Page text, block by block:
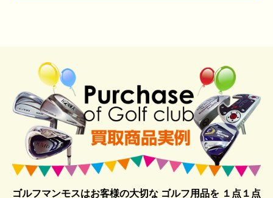
ゴルフマンモスはお客様の大切な ゴルフ用品を１点１点